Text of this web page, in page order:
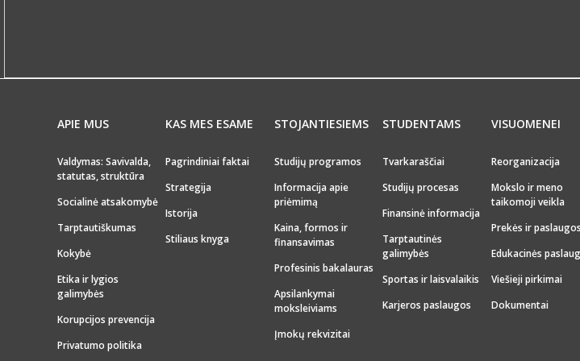
APIE MUS
Valdymas: Savivalda,
statutas, struktūra
Socialinė atsakomybė
Tarptautiškumas
Kokybė
Etika ir lygios
galimybės
Korupcijos prevencija
Privatumo politika
KAS MES ESAME
Pagrindiniai faktai
Strategija
Istorija
Stiliaus knyga
STOJANTIESIEMS
Studijų programos
Informacija apie
priėmimą
Kaina, formos ir
finansavimas
Profesinis bakalauras
Apsilankymai
moksleiviams
Įmokų rekvizitai
STUDENTAMS
Tvarkaraščiai
Studijų procesas
Finansinė informacija
Tarptautinės
galimybės
Sportas ir laisvalaikis
Karjeros paslaugos
VISUOMENEI
Reorganizacija
Mokslo ir meno
taikomoji veikla
Prekės ir paslaugos
Edukacinės
Viešieji pirkimai
Dokumentai